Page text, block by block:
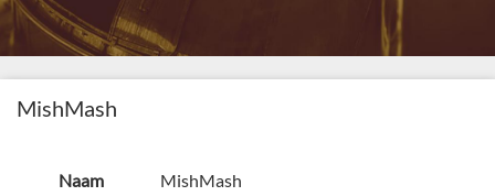
MishMash
Naam MishMash